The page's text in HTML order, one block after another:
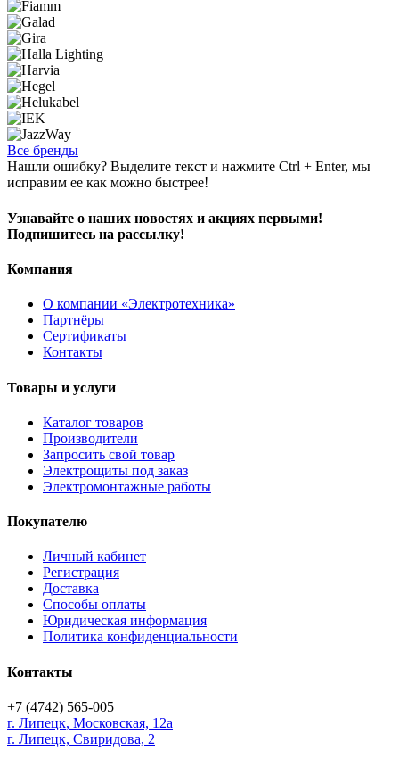
Все бренды
Нашли ошибку? Выделите текст и нажмите Ctrl + Enter, мы
исправим ее как можно быстрее!
Узнавайте о наших новостях и акциях первыми!
Подпишитесь на рассылку!
Компания
О компании «Электротехника»
Партнёры
Сертификаты
Контакты
Товары и услуги
Каталог товаров
Производители
Запросить свой товар
Электрощиты под заказ
Электромонтажные работы
Покупателю
Личный кабинет
Регистрация
Доставка
Способы оплаты
Юридическая информация
Политика конфиденциальности
Контакты
+7 (4742) 565-005
г. Липецк, Московская, 12а
г. Липецк, Свиридова, 2